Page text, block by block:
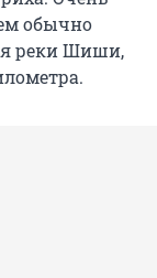
обычно
реки Шиши,